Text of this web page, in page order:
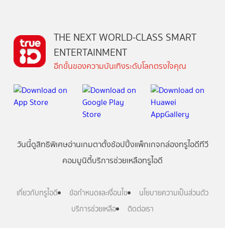
THE NEXT WORLD-CLASS SMART
ENTERTAINMENT
อีกขั้นของความบันเทิงระดับโลกตรงใจคุณ
วันนี้ดูสิทธิพิเศษอ่านเกมตาตั้งช้อปปิ้งแพ็กเกจกล่องทรูไอดีทีวี
คอมมูนิตี้บริการช่วยเหลือทรูไอดี
เกี่ยวกับทรูไอดี ข้อกำหนดและเงื่อนไข
นโยบายความเป็นส่วนตัว
บริการช่วยเหลือ
ติดต่อเรา